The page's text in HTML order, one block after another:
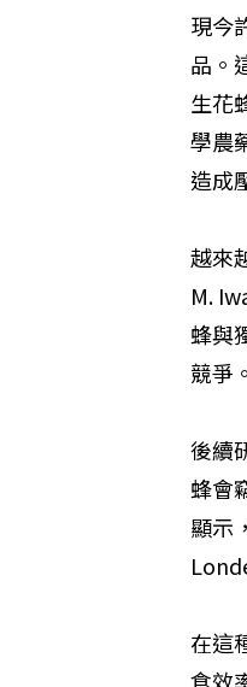
現今
品。
生花
學農
造成
越來
M.
蜂與
競爭。
後續
蜂會
顯示
在這